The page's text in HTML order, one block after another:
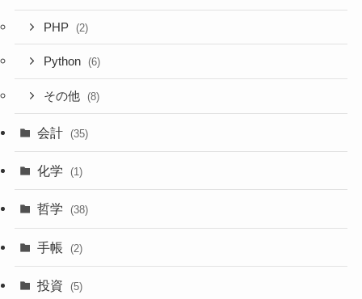
PHP (2)
Python (6)
その他 (8)
会計 (35)
化学 (1)
哲学 (38)
手帳 (2)
投資 (5)